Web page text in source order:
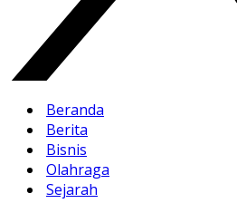
Beranda
Berita
Bisnis
Olahraga
Sejarah